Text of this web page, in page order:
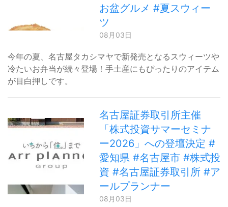
お盆グルメ #夏スウィー
ツ
08月03日
今年の夏、名古屋タカシマヤで新発売となるスウィーツや
冷たいお弁当が続々登場！手土産にもぴったりのアイテム
が目白押しです。
名古屋証券取引所主催
「株式投資サマーセミナ
ー2026」への登壇決定 #
愛知県 #名古屋市 #株式投
資 #名古屋証券取引所 #ア
ールプランナー
08月03日